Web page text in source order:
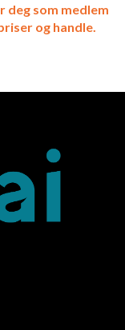
deg som medlem
og handle.